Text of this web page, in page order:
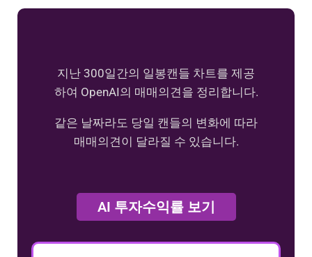
지난 300일간의 일봉캔들 차트를 제공
하여 OpenAI의 매매의견을 정리합니다.
같은 날짜라도 당일 캔들의 변화에 따라
매매의견이 달라질 수 있습니다.
AI 투자수익률 보기